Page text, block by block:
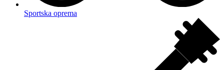
Sportska oprema